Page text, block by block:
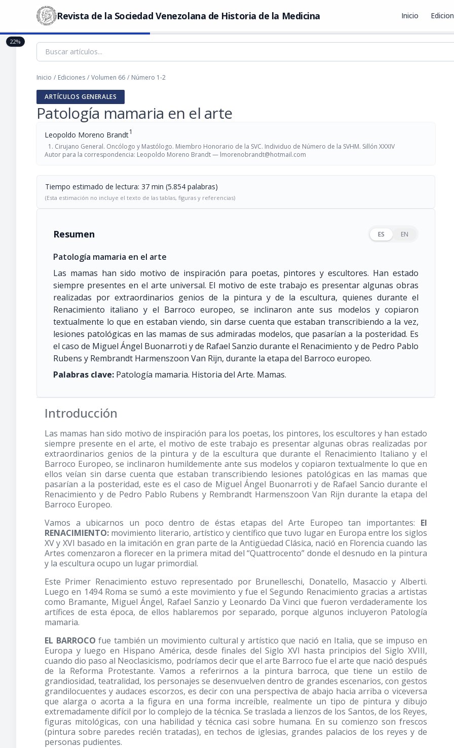
Revista de la Sociedad Venezolana de Historia de la Medicina Inicio
Inicio / Ediciones / Volumen 66 / Número 1-2
ARTÍCULOS GENERALES
Patología mamaria en el arte
Leopoldo Moreno Brandt1
Cirujano General. Oncólogo y Mastólogo. Miembro Honorario de la SVC. Individuo de Número de la SVHM. Sillón XXXIV
Autor para la correspondencia: Leopoldo Moreno Brandt — lmorenobrandt@hotmail.com
Tiempo estimado de lectura: 37 min (5.854 palabras)
(Esta estimación no incluye el texto de las tablas, figuras y referencias)
Resumen ES EN
Patología mamaria en el arte
Las mamas han sido motivo de inspiración para poetas, pintores y escultores. Han estado
siempre presentes en el arte universal. El motivo de este trabajo es presentar algunas obras
realizadas por extraordinarios genios de la pintura y de la escultura, quienes durante el
Renacimiento italiano y el Barroco europeo, se inclinaron ante sus modelos y copiaron
textualmente lo que en estaban viendo, sin darse cuenta que estaban transcribiendo a la vez,
lesiones patológicas en las mamas de sus admiradas modelos, que pasarían a la posteridad. Es
el caso de Miguel Ángel Buonarroti y de Rafael Sanzio durante el Renacimiento y de Pedro Pablo
Rubens y Rembrandt Harmenszoon Van Rijn, durante la etapa del Barroco europeo.
Palabras clave: Patología mamaria. Historia del Arte. Mamas.
Introducción
Las mamas han sido motivo de inspiración para los poetas, los pintores, los escultores y han estado
siempre presente en el arte, el motivo de este trabajo es presentar algunas obras realizadas por
extraordinarios genios de la pintura y de la escultura que durante el Renacimiento Italiano y el
Barroco Europeo, se inclinaron humildemente ante sus modelos y copiaron textualmente lo que en
ellos veían sin darse cuenta que estaban transcribiendo lesiones patológicas en las mamas que
pasarían a la posteridad, este es el caso de Miguel Ángel Buonarroti y de Rafael Sancio durante el
Renacimiento y de Pedro Pablo Rubens y Rembrandt Harmenszoon Van Rijn durante la etapa del
Barroco Europeo.
Vamos a ubicarnos un poco dentro de éstas etapas del Arte Europeo tan importantes: El
RENACIMIENTO: movimiento literario, artístico y científico que tuvo lugar en Europa entre los siglos
XV y XVI basado en la imitación en gran parte de la Antigüedad Clásica, nació en Florencia cuando las
Artes comenzaron a florecer en la primera mitad del “Quattrocento” donde el desnudo en la pintura
y la escultura ocupo un lugar primordial.
Este Primer Renacimiento estuvo representado por Brunelleschi, Donatello, Masaccio y Alberti.
Luego en 1494 Roma se sumó a este movimiento y fue el Segundo Renacimiento gracias a artistas
como Bramante, Miguel Ángel, Rafael Sanzio y Leonardo Da Vinci que fueron verdaderamente los
artífices de esta época, de ellos hablaremos por separado, porque algunos incluyeron Patología
mamaria.
EL BARROCO fue también un movimiento cultural y artístico que nació en Italia, que se impuso en
Europa y luego en Hispano América, desde finales del Siglo XVI hasta principios del Siglo XVIII,
cuando dio paso al Neoclasicismo, podríamos decir que el arte Barroco fue el arte que nació después
de la Reforma Protestante. Vamos a referirnos a la pintura barroca, que tiene un estilo de
grandiosidad, teatralidad, los personajes se desenvuelven dentro de grandes escenarios, con gestos
grandilocuentes y audaces escorzos, es decir con una perspectiva de abajo hacia arriba o viceversa
que alarga o acorta a la figura en una forma increíble, realmente un tipo de pintura y dibujo
extremadamente difícil por lo complejo de la técnica. Se traslada a lienzos de los Santos, de los Reyes,
figuras mitológicas, con una habilidad y técnica casi sobre humana. En su comienzo son frescos
(pintura sobre paredes recién tratadas), en techos de iglesias, grandes palacios de los reyes y de
personas pudientes.
22%